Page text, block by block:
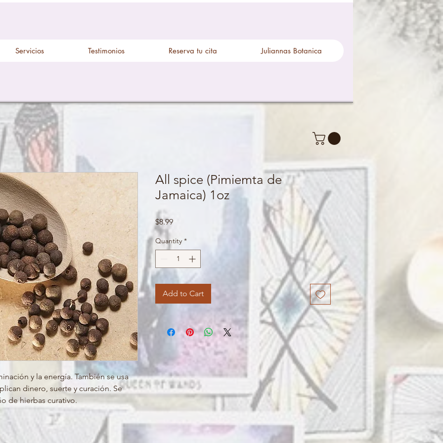
Servicios Testimonios Reserva tu cita Juliannas Botanica
y la energía. También se usa
dinero, suerte y curación. Se
de hierbas curativo.
All spice (Pimiemta de
Jamaica) 1oz
$8.99Price
Quantity *
Add to Cart